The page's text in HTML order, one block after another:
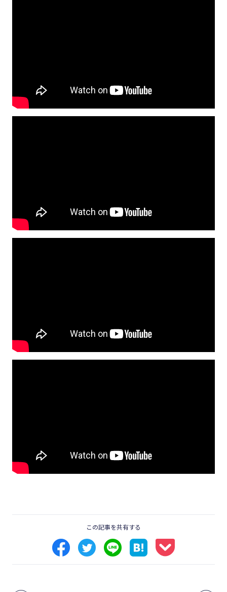
この記事を共有する